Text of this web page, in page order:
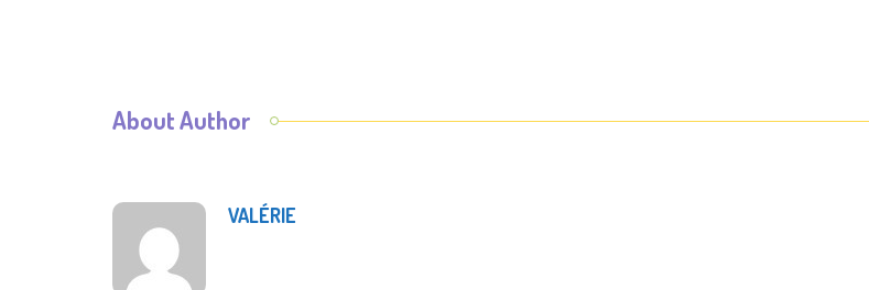
About Author
VALÉRIE